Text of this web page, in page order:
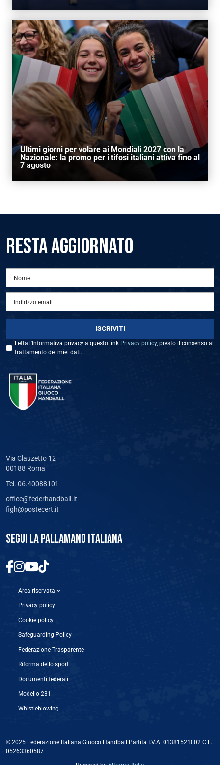
Ultimi giorni per volare ai Mondiali 2027 con la
Nazionale: la promo per i tifosi italiani attiva fino al
7 agosto
RESTA AGGIORNATO
Letta l'Informativa privacy a questo link Privacy policy, presto il consenso al
trattamento dei miei dati.
Via Clauzetto 12
00188 Roma
Tel. 06.40088101
office@federhandball.it
figh@postecert.it
SEGUI LA PALLAMANO ITALIANA
Area riservata
Privacy policy
Cookie policy
Safeguarding Policy
Federazione Trasparente
Riforma dello sport
Documenti federali
Modello 231
Whistleblowing
© 2025 Federazione Italiana Giuoco Handball Partita I.V.A. 01381521002 C.F.
05263360587